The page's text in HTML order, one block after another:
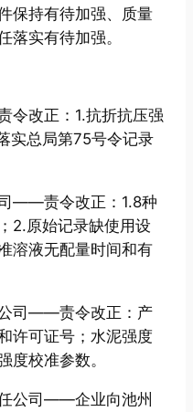
保持有待加强、质量
落实有待加强。
改正：1.抗折抗压强
实总局第75号令记录
——责令改正：1.8种
2.原始记录缺使用设
溶液无配量时间和有
司——责令改正：产
许可证号；水泥强度
度校准参数。
公司——企业向池州